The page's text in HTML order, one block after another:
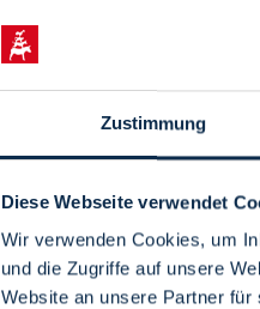
Zustimmung
Diese Webseite verwendet
Wir verwenden Cookies, um
und die Zugriffe auf unsere
Website an unsere Partner